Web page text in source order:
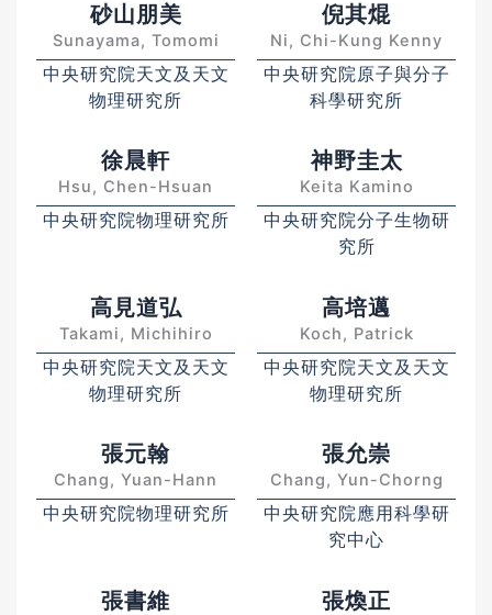
砂山朋美
Sunayama, Tomomi
中央研究院天文及天文
物理研究所
倪其焜
Ni, Chi-Kung Kenny
中央研究院原子與分子
科學研究所
徐晨軒
Hsu, Chen-Hsuan
中央研究院物理研究所
神野圭太
Keita Kamino
中央研究院分子生物研
究所
高見道弘
Takami, Michihiro
中央研究院天文及天文
物理研究所
高培邁
Koch, Patrick
中央研究院天文及天文
物理研究所
張元翰
Chang, Yuan-Hann
中央研究院物理研究所
張允崇
Chang, Yun-Chorng
中央研究院應用科學研
究中心
張書維 張煥正